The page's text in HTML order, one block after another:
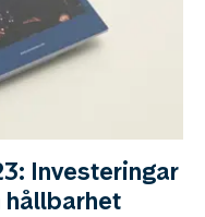
Investeringar
hållbarhet